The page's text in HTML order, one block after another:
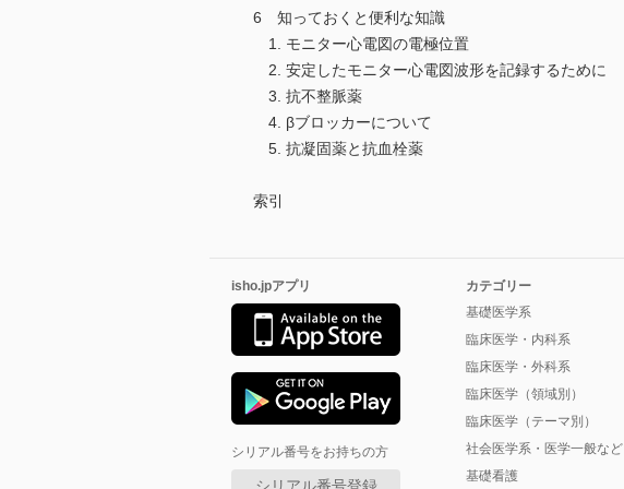
6 知っておくと便利な知識
1. モニター心電図の電極位置
2. 安定したモニター心電図波形を記録するために
3. 抗不整脈薬
4. βブロッカーについて
5. 抗凝固薬と抗血栓薬
索引
isho.jpアプリ
シリアル番号をお持ちの方
カテゴリー
基礎医学系
臨床医学・内科系
臨床医学・外科系
臨床医学（領域別）
臨床医学（テーマ別）
社会医学系・医学一般など
基礎看護